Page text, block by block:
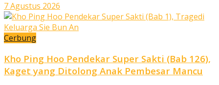
7 Agustus 2026
Cerbung
Kho Ping Hoo Pendekar Super Sakti (Bab 126),
Kaget yang Ditolong Anak Pembesar Mancu